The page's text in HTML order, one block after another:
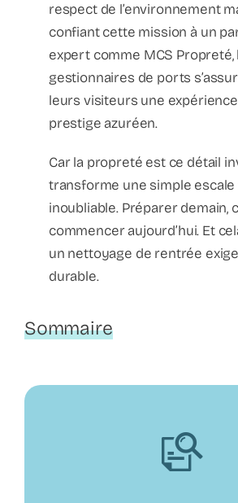
respect de l’environnement
confiant cette mission à un
expert comme MCS Propreté,
gestionnaires de ports
leurs visiteurs une
prestige azuréen.
Car la propreté est ce détail
transforme une simple
inoubliable. Préparer demain,
commencer aujourd’hui. Et
un nettoyage de rentrée
durable.
Sommaire